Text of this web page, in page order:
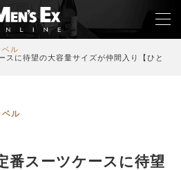
ベル
スに待望の大容量サイズが仲間入り【ひと
ベル
番スーツケースに待望